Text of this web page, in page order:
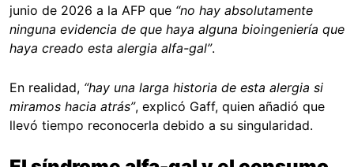
junio de 2026 a la AFP que “no hay absolutamente
ninguna evidencia de que haya alguna bioingeniería que
haya creado esta alergia alfa-gal”.
En realidad, “hay una larga historia de esta alergia si
miramos hacia atrás”, explicó Gaff, quien añadió que
llevó tiempo reconocerla debido a su singularidad.